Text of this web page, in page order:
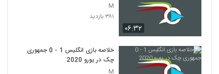
۰۶:۳۲
M
۳۸۱ بازدید
خلاصه بازی انگلیس 1 - 0 جمهوری
چک در یورو 2020
M